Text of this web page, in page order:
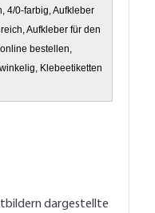
4/0-farbig, Aufkleber
Aufkleber für den
bestellen,
Klebeetiketten
dargestellte